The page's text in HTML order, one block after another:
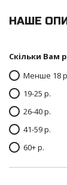
НАШЕ
Скільки Вам
Менше 18
19-25 р.
26-40 р.
41-59 р.
60+ р.